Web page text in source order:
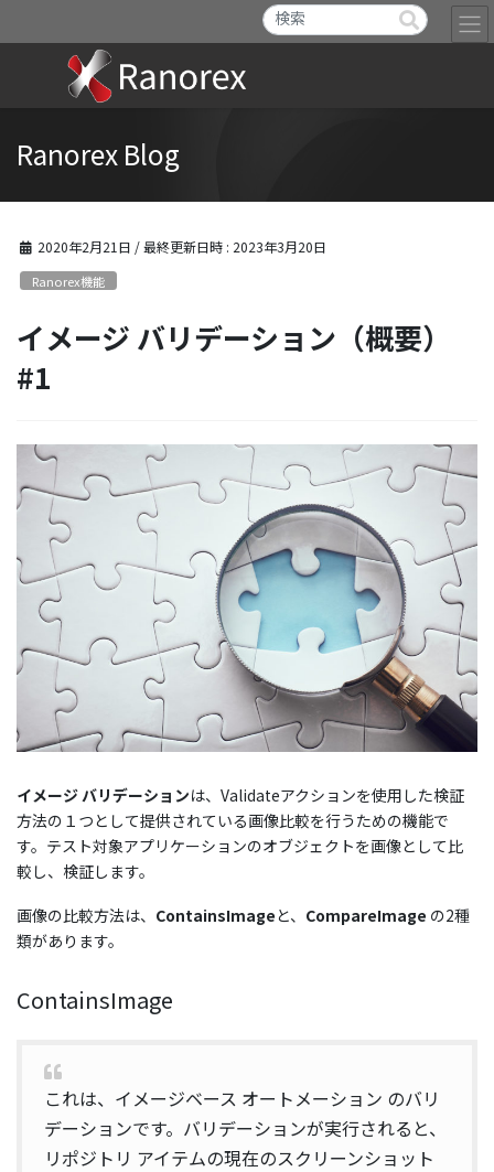
Ranorex Blog
2020年2月21日 / 最終更新日時 : 2023年3月20日
Ranorex機能
イメージ バリデーション（概要）
#1
イメージ バリデーションは、Validateアクションを使用した検証
方法の１つとして提供されている画像比較を行うための機能で
す。テスト対象アプリケーションのオブジェクトを画像として比
較し、検証します。
画像の比較方法は、 ContainsImageと、 CompareImage の2種
類があります。
ContainsImage
これは、イメージベース オートメーション のバリ
デーションです。バリデーションが実行されると、
リポジトリ アイテムの現在のスクリーンショット